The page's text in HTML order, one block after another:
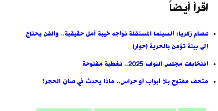
اقرأ أيضاً
عصام زكريا: السينما المستقلة تواجه خيبة أمل حقيقية.. والفن يحتاج
إلى بيئة تؤمن بالحرية (حوار)
انتخابات مجلس النواب 2025.. تغطية مفتوحة
متحف مفتوح بلا أبواب أو حراس.. ماذا يحدث في صان الحجر؟